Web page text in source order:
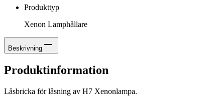
Produkttyp
Xenon Lamphållare
Beskrivning
Produktinformation
Låsbricka för låsning av H7 Xenonlampa.